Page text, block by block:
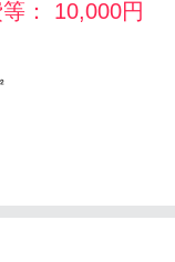
： 10,000円